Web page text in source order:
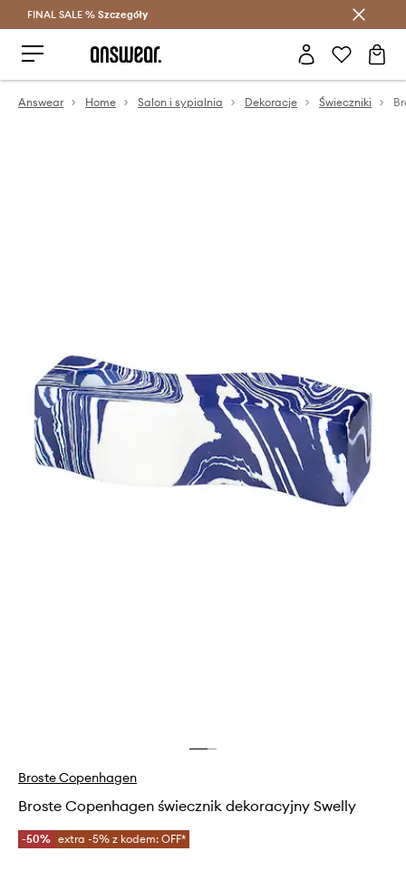
Oszczędzaj z Answear Club >
FINAL SALE % Szczegóły
Answear Home Salon i sypialnia Dekoracje Świeczniki
Broste Copenhagen
Broste Copenhagen świecznik dekoracyjny Swelly
-50% extra -5% z kodem: OFF*